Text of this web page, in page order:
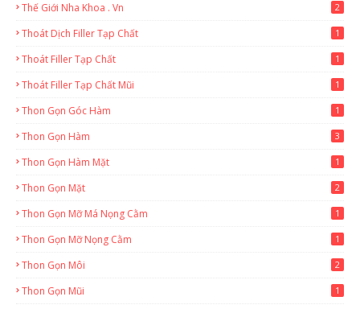
Thế Giới Nha Khoa . Vn 2
Thoát Dịch Filler Tạp Chất 1
Thoát Filler Tạp Chất 1
Thoát Filler Tạp Chất Mũi 1
Thon Gọn Góc Hàm 1
Thon Gọn Hàm 3
Thon Gọn Hàm Mặt 1
Thon Gọn Mặt 2
Thon Gọn Mỡ Má Nọng Cằm 1
Thon Gọn Mỡ Nọng Cằm 1
Thon Gọn Môi 2
Thon Gọn Mũi 1